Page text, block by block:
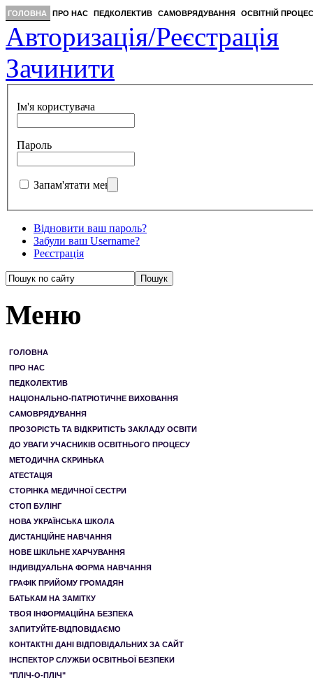
ГОЛОВНА ПРО НАС ПЕДКОЛЕКТИВ САМОВРЯДУВАННЯ ОСВІТНІЙ ПРОЦЕС
Авторизація/Реєстрація
Зачинити
Ім'я користувача
Пароль
Запам'ятати мене
Відновити ваш пароль?
Забули ваш Username?
Реєстрація
Меню
ГОЛОВНА
ПРО НАС
ПЕДКОЛЕКТИВ
НАЦІОНАЛЬНО-ПАТРІОТИЧНЕ ВИХОВАННЯ
САМОВРЯДУВАННЯ
ПРОЗОРІСТЬ ТА ВІДКРИТІСТЬ ЗАКЛАДУ ОСВІТИ
ДО УВАГИ УЧАСНИКІВ ОСВІТНЬОГО ПРОЦЕСУ
МЕТОДИЧНА СКРИНЬКА
АТЕСТАЦІЯ
СТОРІНКА МЕДИЧНОЇ СЕСТРИ
СТОП БУЛІНГ
НОВА УКРАЇНСЬКА ШКОЛА
ДИСТАНЦІЙНЕ НАВЧАННЯ
НОВЕ ШКІЛЬНЕ ХАРЧУВАННЯ
ІНДИВІДУАЛЬНА ФОРМА НАВЧАННЯ
ГРАФІК ПРИЙОМУ ГРОМАДЯН
БАТЬКАМ НА ЗАМІТКУ
ТВОЯ ІНФОРМАЦІЙНА БЕЗПЕКА
ЗАПИТУЙТЕ-ВІДПОВІДАЄМО
КОНТАКТНІ ДАНІ ВІДПОВІДАЛЬНИХ ЗА САЙТ
ІНСПЕКТОР СЛУЖБИ ОСВІТНЬОЇ БЕЗПЕКИ
"ПЛІЧ-О-ПЛІЧ"